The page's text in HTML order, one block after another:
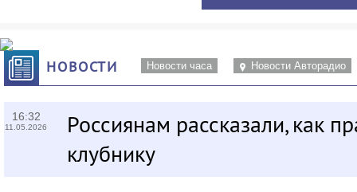
НОВОСТИ Новости часа Новости Авторадио
16:32
11.05.2026
Россиянам рассказали, как
клубнику